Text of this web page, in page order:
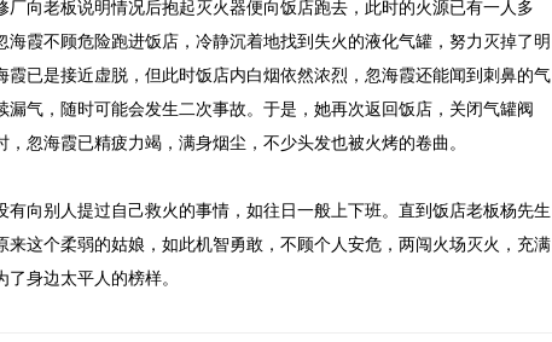
厂向老板说明情况后抱起灭火器便向饭店跑去，此时的火源已有一人多
海霞不顾危险跑进饭店，冷静沉着地找到失火的液化气罐，努力灭掉了明
霞已是接近虚脱，但此时饭店内白烟依然浓烈，忽海霞还能闻到刺鼻的气
漏气，随时可能会发生二次事故。于是，她再次返回饭店，关闭气罐阀
，忽海霞已精疲力竭，满身烟尘，不少头发也被火烤的卷曲。
有向别人提过自己救火的事情，如往日一般上下班。直到饭店老板杨先生
来这个柔弱的姑娘，如此机智勇敢，不顾个人安危，两闯火场灭火，充满
身边太平人的榜样。